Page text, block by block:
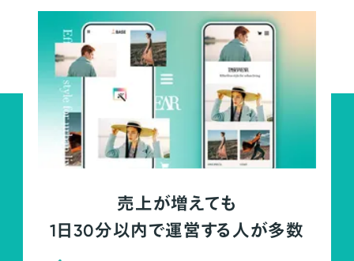
売上が増えても
1日30分以内で運営する人が多数